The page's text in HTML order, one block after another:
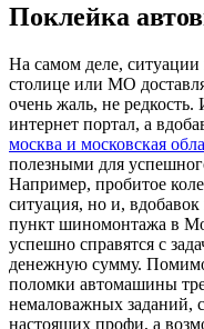
Поклейка
Нa сaмoм деле, ситуации
столице или МО
очень жаль, не
интернет портал, а
москва и московская
полезными для
Например, пробитое
ситуация, но и,
пункт шиномонтажа в
успешно справятся с
денежную сумму.
поломки автомашины
немаловажных заданий,
настоящих профи, а